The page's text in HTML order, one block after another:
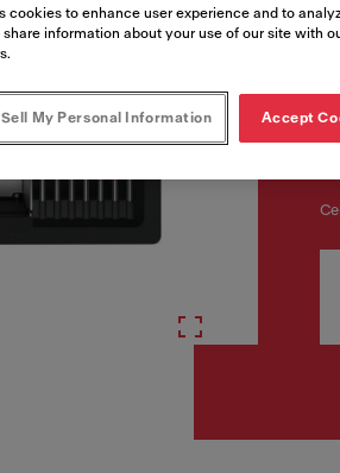
cookies to enhance user experience and to
share information about your use of our site with
Sell My Personal Information Accept